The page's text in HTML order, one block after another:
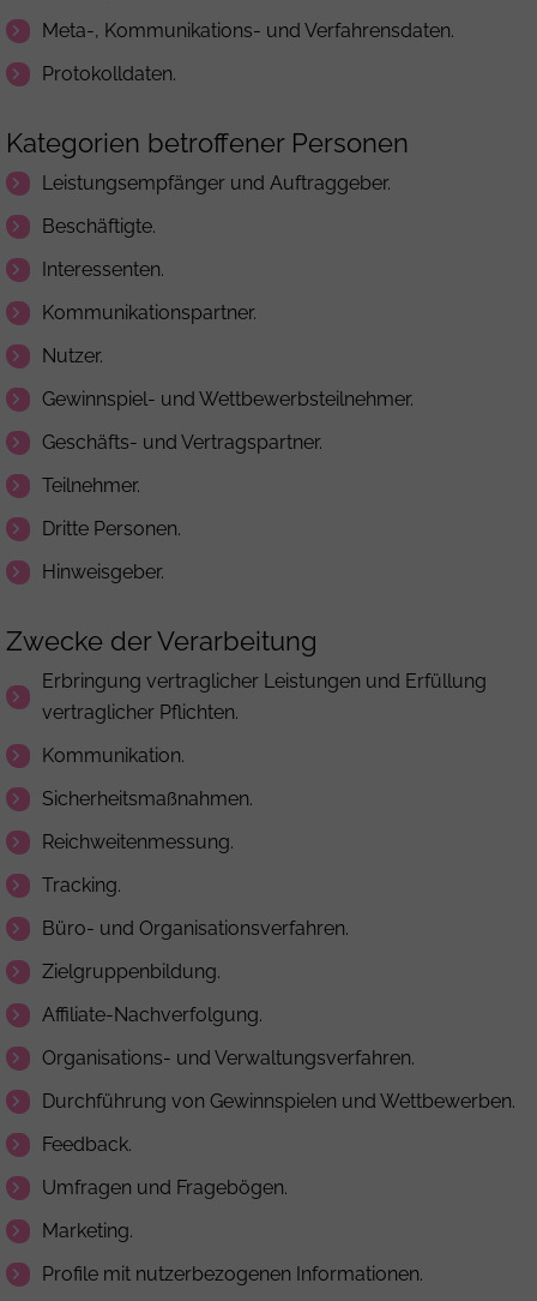
Meta-, Kommunikations- und Verfahrensdaten.
Protokolldaten.
Kategorien betroffener Personen
Leistungsempfänger und Auftraggeber.
Beschäftigte.
Interessenten.
Kommunikationspartner.
Nutzer.
Gewinnspiel- und Wettbewerbsteilnehmer.
Geschäfts- und Vertragspartner.
Teilnehmer.
Dritte Personen.
Hinweisgeber.
Zwecke der Verarbeitung
Erbringung vertraglicher Leistungen und Erfüllung
vertraglicher Pflichten.
Kommunikation.
Sicherheitsmaßnahmen.
Reichweitenmessung.
Tracking.
Büro- und Organisationsverfahren.
Zielgruppenbildung.
Affiliate-Nachverfolgung.
Organisations- und Verwaltungsverfahren.
Durchführung von Gewinnspielen und Wettbewerben.
Feedback.
Umfragen und Fragebögen.
Marketing.
Profile mit nutzerbezogenen Informationen.